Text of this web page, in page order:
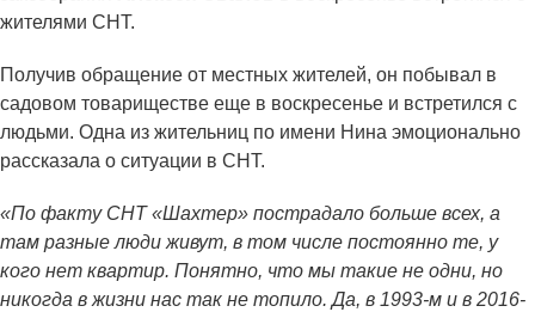
жителями СНТ.
Получив обращение от местных жителей, он побывал в
садовом товариществе еще в воскресенье и встретился с
людьми. Одна из жительниц по имени Нина эмоционально
рассказала о ситуации в СНТ.
«По факту СНТ «Шахтер» пострадало больше всех, а
там разные люди живут, в том числе постоянно те, у
кого нет квартир. Понятно, что мы такие не одни, но
никогда в жизни нас так не топило. Да, в 1993-м и в 2016-